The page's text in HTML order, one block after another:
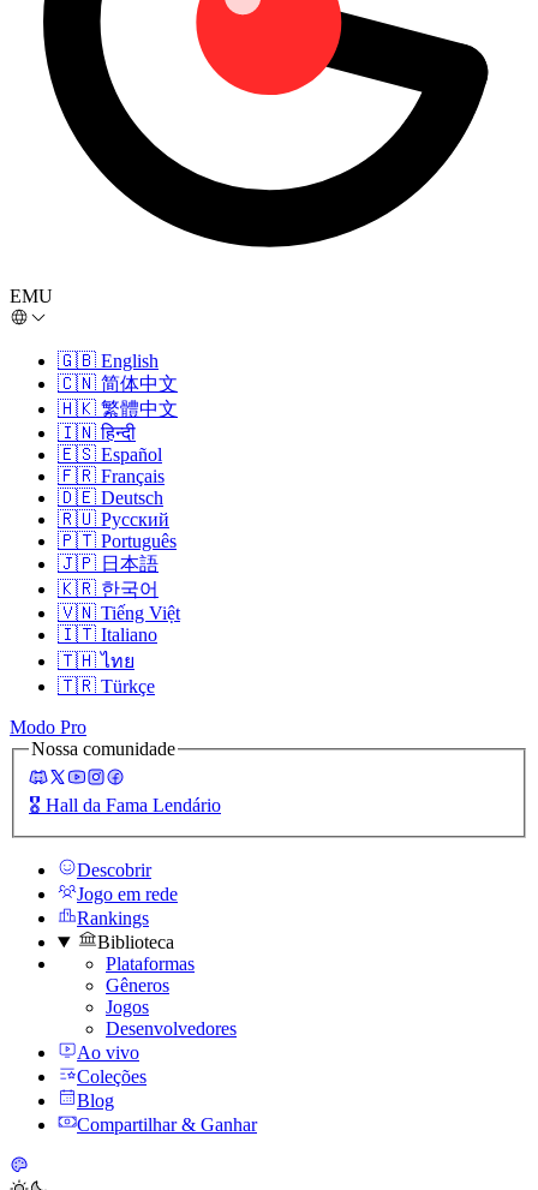
EMU
🇬🇧 English
🇨🇳 简体中文
🇭🇰 繁體中文
🇮🇳 हिन्दी
🇪🇸 Español
🇫🇷 Français
🇩🇪 Deutsch
🇷🇺 Русский
🇵🇹 Português
🇯🇵 日本語
🇰🇷 한국어
🇻🇳 Tiếng Việt
🇮🇹 Italiano
🇹🇭 ไทย
🇹🇷 Türkçe
Modo Pro
Nossa comunidade
🎖️ Hall da Fama Lendário
Descobrir
Jogo em rede
Rankings
Biblioteca
Plataformas
Gêneros
Jogos
Desenvolvedores
Ao vivo
Coleções
Blog
Compartilhar & Ganhar